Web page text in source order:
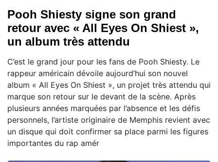
Pooh Shiesty signe son grand
retour avec « All Eyes On Shiest »,
un album très attendu
C’est le grand jour pour les fans de Pooh Shiesty. Le
rappeur américain dévoile aujourd’hui son nouvel
album « All Eyes On Shiest », un projet très attendu qui
marque son retour sur le devant de la scène. Après
plusieurs années marquées par l’absence et les défis
personnels, l’artiste originaire de Memphis revient avec
un disque qui doit confirmer sa place parmi les figures
importantes du rap amér